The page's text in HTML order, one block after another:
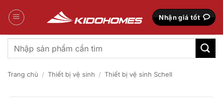
qua
Nhận giá tốt
Tìm
kiếm:
Trang chủ / Thiết bị vệ sinh / Thiết bị vệ sinh Schell